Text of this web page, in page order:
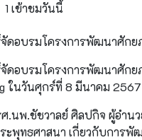
เข้าชมวันนี้
อบรมโครงการพัฒนาศักย
ดอบรมโครงการพัฒนาศักย
ในวันศุกร์ที่ 8 มีนาคม 2567
นพ.ชัชวาลย์ ศิลปกิจ ผู้อำน
ะพุทธศาสนา เกี่ยวกับการ